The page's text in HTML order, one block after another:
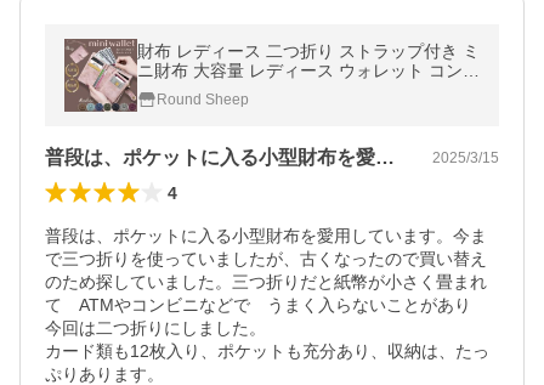
財布 レディース 二つ折り ストラップ付き ミ
ニ財布 大容量 レディース ウォレット コンパ
クト 女性 20代 30代 40代 50代
Round Sheep
普段は、ポケットに入る小型財布を愛用し… 2025/3/15
4
普段は、ポケットに入る小型財布を愛用しています。今ま
で三つ折りを使っていましたが、古くなったので買い替え
のため探していました。三つ折りだと紙幣が小さく畳まれ
て　ATMやコンビニなどで　うまく入らないことがあり
今回は二つ折りにしました。
カード類も12枚入り、ポケットも充分あり、収納は、たっ
ぷりあります。